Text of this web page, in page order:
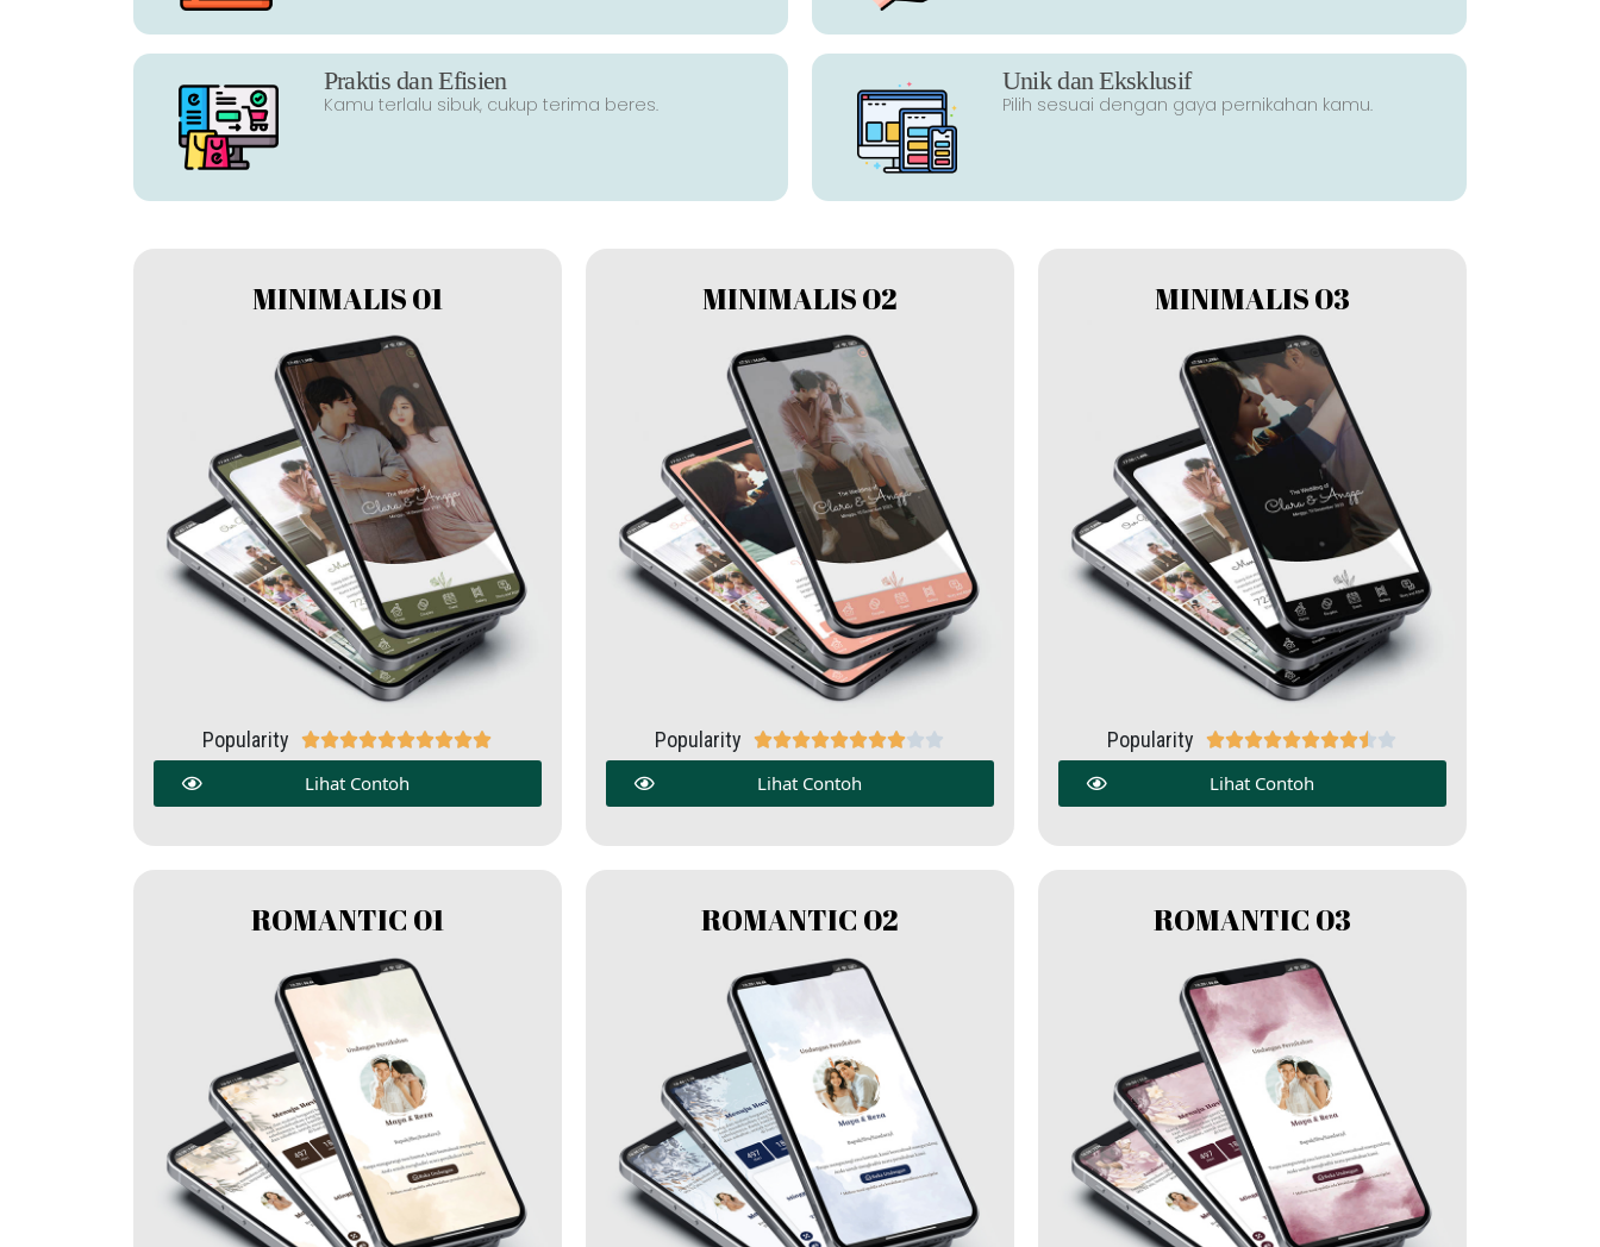
Praktis dan Efisien
Kamu terlalu sibuk, cukup terima beres.
Unik dan Eksklusif
Pilih sesuai dengan gaya pernikahan kamu.
MINIMALIS 01
Popularity 
Lihat Contoh
MINIMALIS 02
Popularity 
Lihat Contoh
MINIMALIS 03
Popularity 
Lihat Contoh
ROMANTIC 01 ROMANTIC 02 ROMANTIC 03